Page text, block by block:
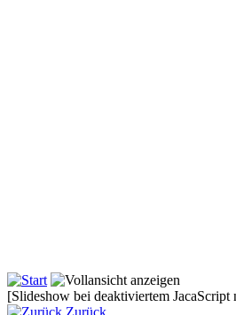
[Slideshow bei deaktiviertem JacaScript